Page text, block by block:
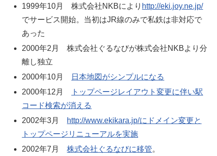
1999年10月 株式会社NKBにより http://eki.joy.ne.jp/
でサービス開始。当初はJR線のみで私鉄は非対応で
あった
2000年2月 株式会社ぐるなびが株式会社NKBより分
離し独立
2000年10月
日本地図がシンプルになる
2000年12月
トップページレイアウト変更に伴い駅
コード検索が消える
2002年3月
http://www.ekikara.jp/にドメイン変更と
トップページリニューアルを実施
2002年7月株式会社ぐるなびに移管。